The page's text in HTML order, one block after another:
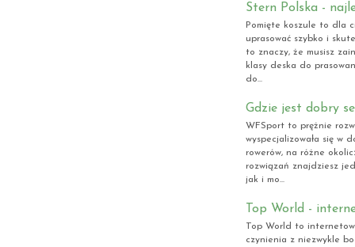
Stern Polska -
Pomięte koszule to dla
uprasować szybko i
to znaczy, że musisz
klasy deska do
do...
Gdzie jest dobry
WFSport to prężnie
wyspecjalizowała się w
rowerów, na różne
rozwiązań znajdziesz
jak i mo...
Top World -
Top World to
czynienia z niezwykle